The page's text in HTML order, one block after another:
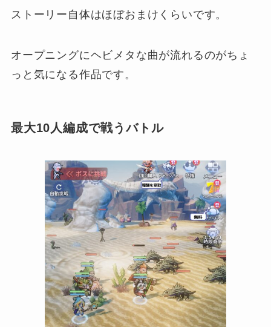
ストーリー自体はほぼおまけくらいです。
オープニングにヘビメタな曲が流れるのがちょ
っと気になる作品です。
最大10人編成で戦うバトル